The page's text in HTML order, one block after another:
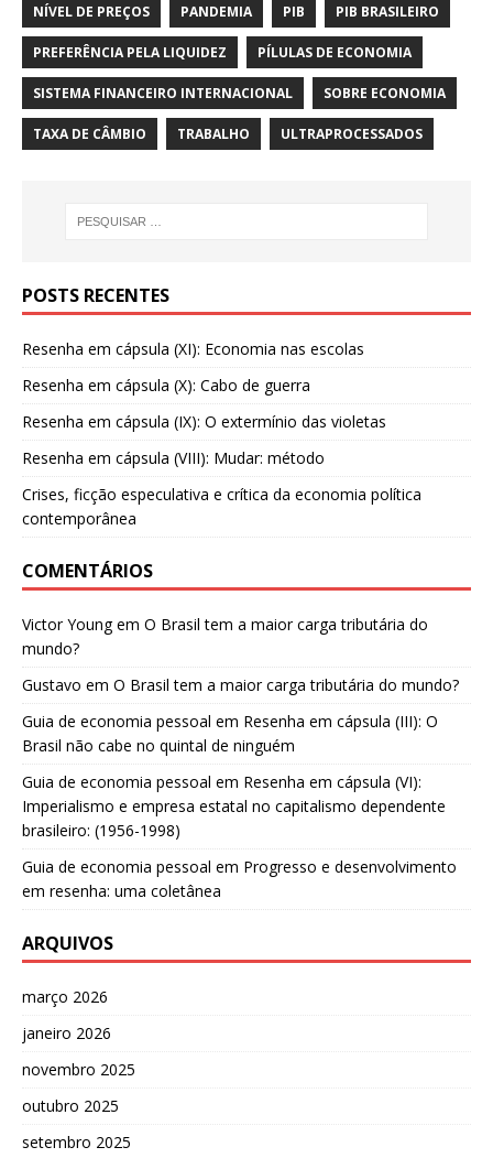
NÍVEL DE PREÇOS PANDEMIA PIB PIB BRASILEIRO
PREFERÊNCIA PELA LIQUIDEZ PÍLULAS DE ECONOMIA
SISTEMA FINANCEIRO INTERNACIONAL SOBRE ECONOMIA
TAXA DE CÂMBIO TRABALHO ULTRAPROCESSADOS
POSTS RECENTES
Resenha em cápsula (XI): Economia nas escolas
Resenha em cápsula (X): Cabo de guerra
Resenha em cápsula (IX): O extermínio das violetas
Resenha em cápsula (VIII): Mudar: método
Crises, ficção especulativa e crítica da economia política
contemporânea
COMENTÁRIOS
Victor Youngem O Brasil tem a maior carga tributária do
mundo?
Gustavo em O Brasil tem a maior carga tributária do mundo?
Guia de economia pessoal em Resenha em cápsula (III): O
Brasil não cabe no quintal de ninguém
Guia de economia pessoal em Resenha em cápsula (VI):
Imperialismo e empresa estatal no capitalismo dependente
brasileiro: (1956-1998)
Guia de economia pessoal em Progresso e desenvolvimento
em resenha: uma coletânea
ARQUIVOS
março 2026
janeiro 2026
novembro 2025
outubro 2025
setembro 2025